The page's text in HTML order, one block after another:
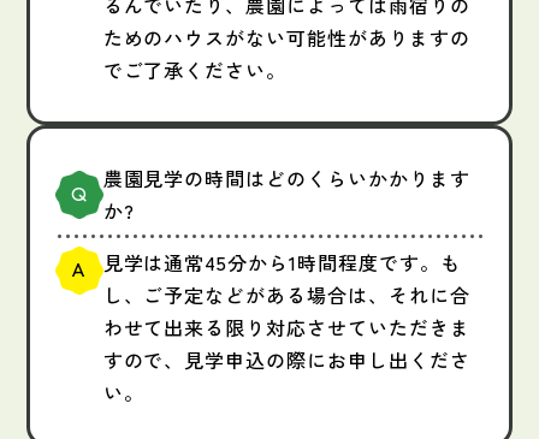
ためのハウスがない可能性がありますの
でご了承ください。
農園見学の時間はどのくらいかかります
か?
見学は通常45分から1時間程度です。も
し、ご予定などがある場合は、それに合
わせて出来る限り対応させていただきま
すので、見学申込の際にお申し出くださ
い。